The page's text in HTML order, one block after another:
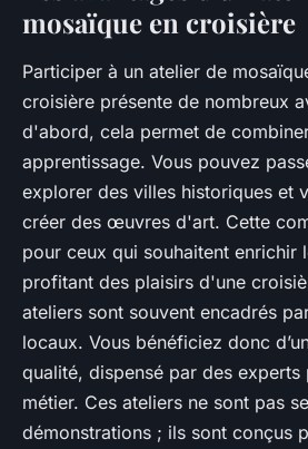
mosaïque en croisière
Participer à un atelier de
croisière présente de nombreux
d'abord, cela permet de
apprentissage. Vous pouvez
explorer des villes historiques et
créer des œuvres d'art. Cette
pour ceux qui souhaitent enrichir
profitant des plaisirs d'une
ateliers sont souvent encadrés
locaux. Vous bénéficiez donc
qualité, dispensé par des experts
métier. Ces ateliers ne sont pas
démonstrations ; ils sont conçus